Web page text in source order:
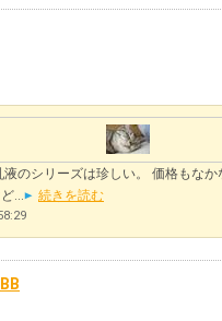
のシリーズは珍しい。 価格もな
...
続きを読む